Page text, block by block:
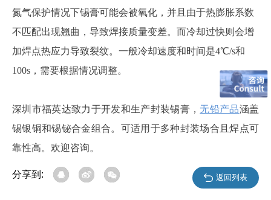
氮气保护情况下锡膏可能会被氧化，并且由于热膨胀系数
不匹配出现翘曲，导致焊接质量变差。而冷却过快则会增
加焊点热应力导致裂纹。一般冷却速度和时间是4℃/s和
100s，需要根据情况调整。
深圳市福英达致力于开发和生产封装锡膏，无铅产品涵盖
锡银铜和锡铋合金组合。可适用于多种封装场合且焊点可
靠性高。欢迎咨询。
分享到: 返回列表